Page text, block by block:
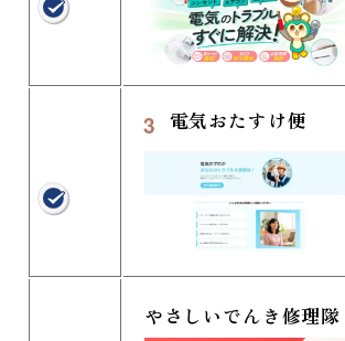
3 電気おたすけ便
やさしいでんき修理隊